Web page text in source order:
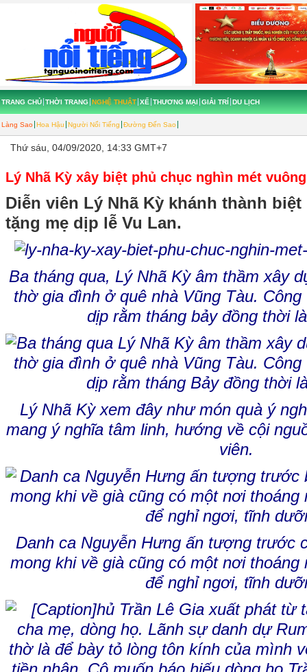
TRANG CHỦ THỜI TRANG NGHỆ THUẬT
Làng Sao Hoa Hậu Người Nổi Tiếng Đường Đến Sao
XẾ THƯƠNG MẠI GIẢI TRÍ DU LỊCH
Thứ sáu, 04/09/2020, 14:33 GMT+7
Lý Nhã Kỳ xây biệt phủ chục nghìn mét
Diễn viên Lý Nhã Kỳ khánh thành biệt
tặng mẹ dịp lễ Vu Lan.
Ba tháng qua, Lý Nhã Kỳ âm thầm xây
thờ gia đình ở quê nhà Vũng Tàu.
dịp rằm tháng bảy đồng thời
Lý Nhã Kỳ xem đây như món quà ý
mang ý nghĩa tâm linh, hướng về cội
viên.
Danh ca Nguyễn Hưng ấn tượng trước
mong khi về già cũng có một nơi
để nghỉ ngơi, tĩnh